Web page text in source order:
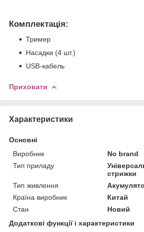
Комплектація:
Тример
Насадки (4 шт.)
USB-кабель
Приховати
Характеристики
Основні
Виробник
No brand
Тип приладу
стрижки
Тип живлення
Країна виробник
Китай
Стан
Новий
Додаткові функції і характеристики